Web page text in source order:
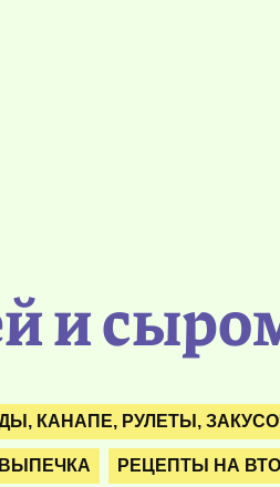
и
КАНАПЕ, РУЛЕТЫ,
РЕЦЕПТЫ НА